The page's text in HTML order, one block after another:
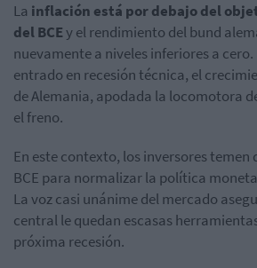
La inflación está por debajo del
del BCEy el rendimiento del bund
nuevamente a niveles inferiores a
entrado en recesión técnica, el
de Alemania, apodada la locomotora
el freno.
En este contexto, los inversores temen
BCE para normalizar la política
La voz casi unánime del mercado
central le quedan escasas
próxima recesión.